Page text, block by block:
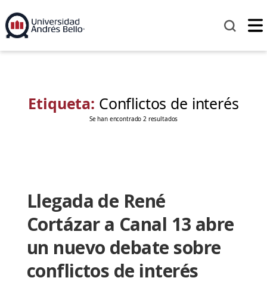
Etiqueta: Conflictos de interés
Se han encontrado 2 resultados
Llegada de René
Cortázar a Canal 13 abre
un nuevo debate sobre
conflictos de interés